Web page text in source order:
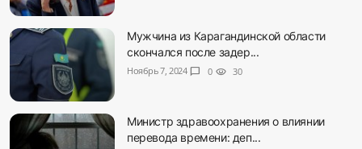
Мужчина из Карагандинской области
скончался после задер...
Ноябрь 7, 2024 chat_bubble 0 visibility 30
Министр здравоохранения о влиянии
перевода времени: деп...